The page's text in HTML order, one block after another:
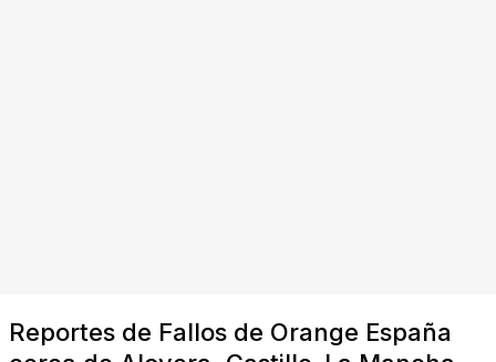
Reportes de Fallos de Orange España